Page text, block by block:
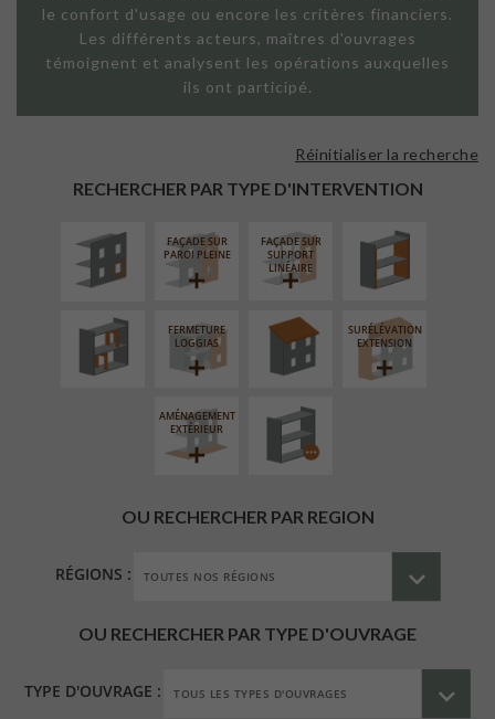
le confort d'usage ou encore les critères financiers.
Les différents acteurs, maîtres d'ouvrages
témoignent et analysent les opérations auxquelles
ils ont participé.
RECHERCHER PAR TYPE D'INTERVENTION
Réinitialiser la recherche
EXTÉRIEURE
FAÇADE SUR
PAROI PLEINE
FAÇADE SUR
SUPPORT
LINÉAIRE
ISOLATION
INTÉRIEURE
RÉAMÉNAGEMENT
INTÉRIEUR
FERMETURE
LOGGIAS
RÉFECTION DES
TOITURES
SURÉLÉVATION
EXTENSION
AMÉNAGEMENT
EXTÉRIEUR
PROCÉDÉ
PARTICULIER
OU RECHERCHER PAR REGION
RÉGIONS :
OU RECHERCHER PAR TYPE D'OUVRAGE
TYPE D'OUVRAGE :